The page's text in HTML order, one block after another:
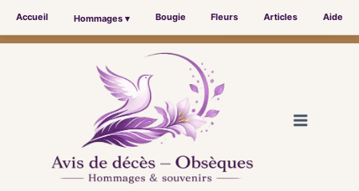
Accueil Hommages ▾ Bougie Fleurs Articles Aide